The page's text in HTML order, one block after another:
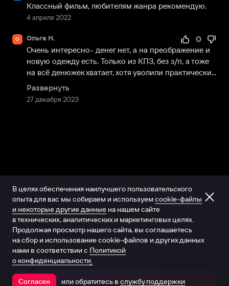
4 апреля 2022
Классный фильм, любителям жанра рекомендую.
О Ольга Н.
27 декабря 2023
0
Очень интересно- денег нет, а на преображение и
новую одежду есть. Только из КПЗ, без з/п, а тоже
на всё денюжек хватает, хотя уволили практически...
Развернуть
Открыть в приложении
В целях обеспечения наилучшего пользовательского
опыта для вас мы собираем и используем cookie-файлы
и некоторые другие данные на нашем сайте
в технических, аналитических и маркетинговых целях.
Продолжая просмотр нашего сайта, вы соглашаетесь
на сбор и использование cookie-файлов и других данных
нами в соответствии с Политикой
о конфиденциальности.
Согласен или обратитесь в службу поддержки